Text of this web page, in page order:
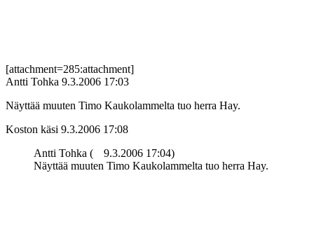
[attachment=285:attachment]
Antti Tohka 9.3.2006 17:03
Näyttää muuten Timo Kaukolammelta tuo herra Hay.
Koston käsi 9.3.2006 17:08
Antti Tohka (
9.3.2006 17:04)
Näyttää muuten Timo Kaukolammelta tuo herra Hay.